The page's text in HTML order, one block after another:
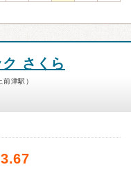
さくら
津駅）
3.67